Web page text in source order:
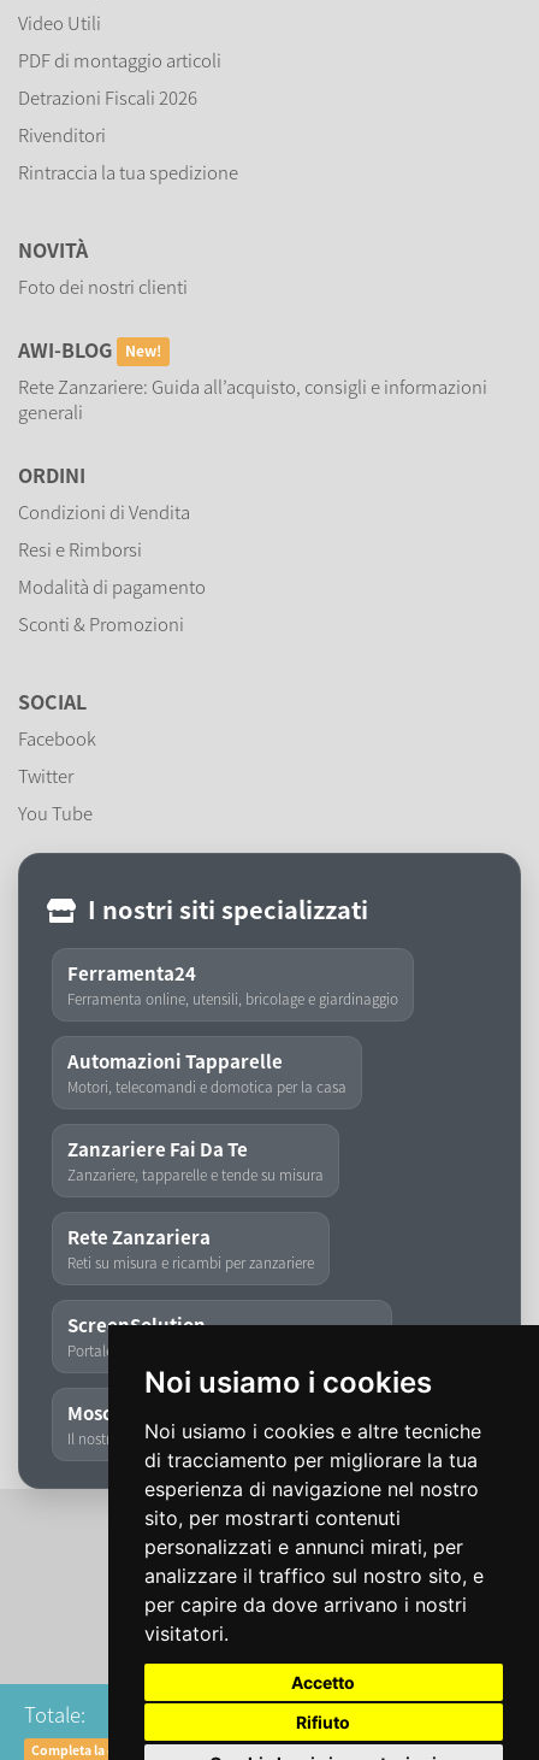
Noi usiamo i cookies
Noi usiamo i cookies e altre tecniche
di tracciamento per migliorare la tua
esperienza di navigazione nel nostro
sito, per mostrarti contenuti
personalizzati e annunci mirati, per
analizzare il traffico sul nostro sito, e
per capire da dove arrivano i nostri
visitatori.
Accetto
Rifiuto
Totale: € 10,65
Completa la configurazione al 100% per calcolare il prezzo definitivo
Video Utili
PDF di montaggio articoli
Detrazioni Fiscali 2026
Rivenditori
Rintraccia la tua spedizione
NOVITÀ
Foto dei nostri clienti
AWI-BLOG New!
Rete Zanzariere: Guida all’acquisto, consigli e informazioni
generali
ORDINI
Condizioni di Vendita
Resi e Rimborsi
Modalità di pagamento
Sconti & Promozioni
SOCIAL
Facebook
Twitter
You Tube
I nostri siti specializzati
Ferramenta24
Ferramenta online, utensili, bricolage e giardinaggio
Automazioni Tapparelle
Motori, telecomandi e domotica per la casa
Zanzariere Fai Da Te
Zanzariere, tapparelle e tende su misura
Rete Zanzariera
Reti su misura e ricambi per zanzariere
ScreenSolution
Portale dedicato a zanzariere, tapparelle e tende
Moschita
Il nostro storico marchio di zanzariere